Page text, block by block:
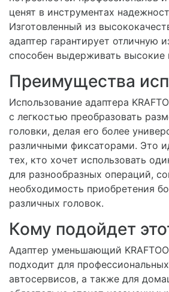
ценят в инструментах
Изготовленный из
адаптер гарантирует отличную
способен выдерживать высокие
Преимущества
Использование адаптера
с легкостью преобразовать
головки, делая его более
различными фиксаторами. Это
тех, кто хочет использовать
для разнообразных операций,
необходимость приобретения
различных головок.
Кому подойдет
Адаптер уменьшающий
подходит для
автосервисов, а также для